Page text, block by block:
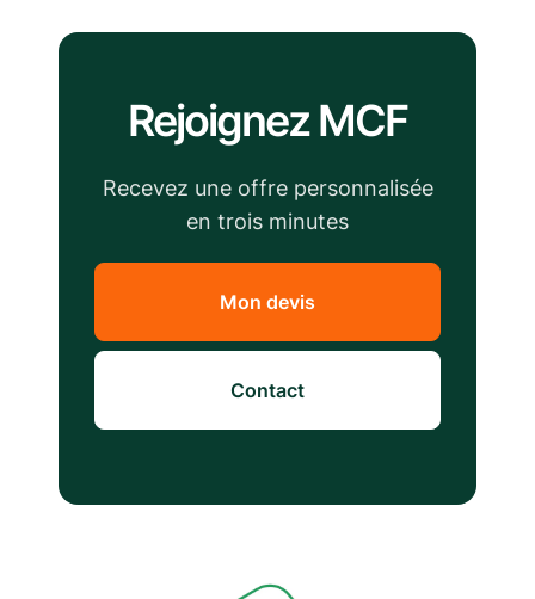
Rejoignez MCF
Recevez une offre personnalisée
en trois minutes
Mon devis
Contact